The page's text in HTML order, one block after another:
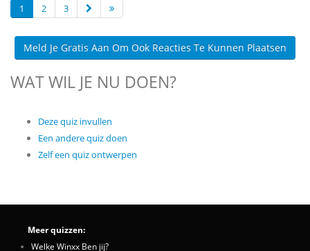
1 2 3
Meld Je Gratis Aan Om Ook Reacties Te Kunnen Plaatsen
WAT WIL JE NU DOEN?
Deze quiz invullen
Een andere quiz doen
Zelf een quiz ontwerpen
Meer quizzen:
Welke Winxx Ben jij?